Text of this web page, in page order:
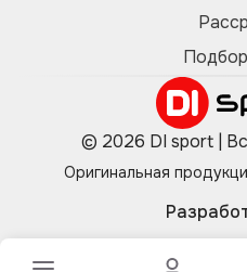
© 2026 DI sport |
Оригинальная